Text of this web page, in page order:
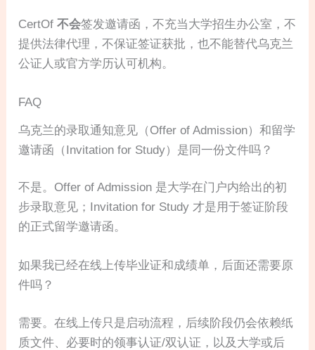
CertOf不会签发邀请函，不充当大学招生办公室，不
提供法律代理，不保证签证获批，也不能替代乌克兰
公证人或官方学历认可机构。
FAQ
乌克兰的录取通知意见（Offer of Admission）和留学
邀请函（Invitation for Study）是同一份文件吗？
不是。Offer of Admission 是大学在门户内给出的初
步录取意见；Invitation for Study 才是用于签证阶段
的正式留学邀请函。
如果我已经在线上传毕业证和成绩单，后面还需要原
件吗？
需要。在线上传只是启动流程，后续阶段仍会依赖纸
质文件、必要时的领事认证/双认证，以及大学或后